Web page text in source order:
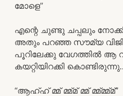
മോളെ”
എന്റെ ചുണ്ടു ചപ്പലും
അതും പറഞ്ഞ സൗമ്യ
പൂറിലേക്കു വേഗത്തിൽ ആ
കയറ്റിയിറക്കി
“ആഹ്ഹ് മ്മ് മ്മ്മ് മ്മ് മ്മ്മ്മ്മ്”